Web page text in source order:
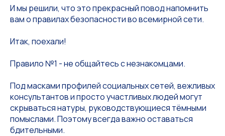
И мы решили, что это прекрасный повод напомнить
вам о правилах безопасности во всемирной сети.
Итак, поехали!
Правило №1 - не общайтесь с незнакомцами.
Под масками профилей социальных сетей, вежливых
консультантов и просто участливых людей могут
скрываться натуры, руководствующиеся тёмными
помыслами. Поэтому всегда важно оставаться
бдительными.